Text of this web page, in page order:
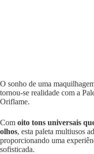
O sonho de uma
tornou-se realidade com a
Oriflame.
Com oito tons universais
olhos, esta paleta multiusos
proporcionando uma
sofisticada.